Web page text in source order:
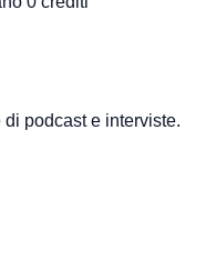
podcast e interviste.